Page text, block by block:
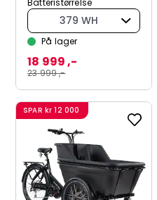
Batteristørrelse
379 WH
På lager
23 999 ,-
18 999 ,-
SPAR kr 12 000